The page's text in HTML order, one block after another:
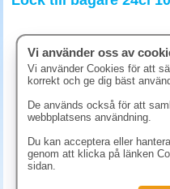
Vi använder oss av
Vi använder Cookies för att
korrekt och ge dig bäst
De används också för att
webbplatsens användning.
Du kan acceptera eller
genom att klicka på länken
sidan.